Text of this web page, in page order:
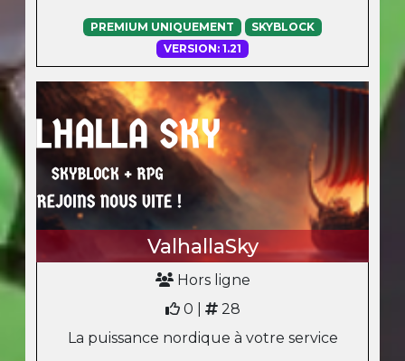
PREMIUM UNIQUEMENT
SKYBLOCK
VERSION: 1.21
ValhallaSky
Hors ligne
0 |
28
La puissance nordique à votre service